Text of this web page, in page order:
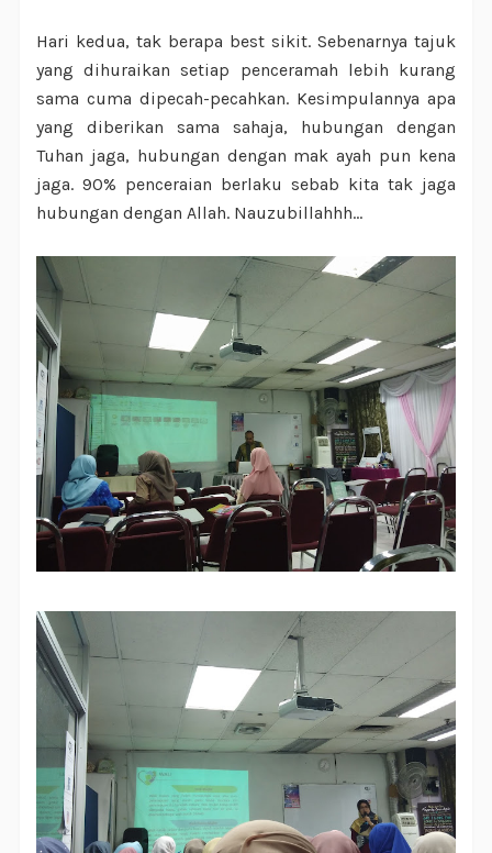
Hari kedua, tak berapa best sikit. Sebenarnya tajuk
yang dihuraikan setiap penceramah lebih kurang
sama cuma dipecah-pecahkan. Kesimpulannya apa
yang diberikan sama sahaja, hubungan dengan
Tuhan jaga, hubungan dengan mak ayah pun kena
jaga. 90% penceraian berlaku sebab kita tak jaga
hubungan dengan Allah. Nauzubillahhh...